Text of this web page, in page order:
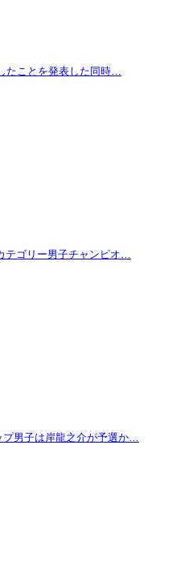
たことを発表した同時…
テゴリー男子チャンピオ…
プ男子は岸龍之介が予選か…